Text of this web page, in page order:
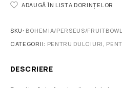
ADAUGĂ ÎN LISTA DORINȚELOR
SKU: BOHEMIA/PERSEUS/
CATEGORII: PENTRU DULCIURI
DESCRIERE